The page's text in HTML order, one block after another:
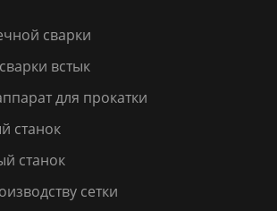
сварки
встык
для прокатки
станок
станок
сетки